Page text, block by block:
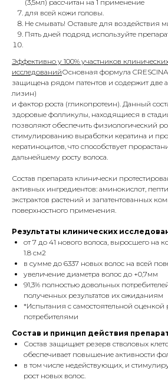
(3,5мл) рассчитан на 1 применение
для всей кожи головы.
Не смывать! Оставьте для воздействия
Пять дней подряд используйте
Эффективно у 100% участников
исследованийОсновная формула
защищена рядом патентов и содержит две
лизин)
и фактор роста (гликопротеин). Данный
здоровые фолликулы, находящиеся в
позволяют обеспечить физиологический
стимулированию выработки кератина и
кератиноцитов, что способствует
дальнейшему росту волоса.
Состав препарата клинически
активных ингредиентов: аминокислот,
экстрактов растений и запатентованных
поверхностного применения.
Результаты клинических
от 7 до 41 нового волоса, выросшего на
1.8 см2
в сумме до 6337 новых волос на всей
увеличение диаметра волос до +0,7мм
91,3% полностью довольных
полученных результатов их ожиданиям
*Испытания с самостоятельной оценкой
потребителями
Состав и принцип действия
Состав защищает резерв стволовых
обеспечивает повышение активности
в том числе недействующих, и
рост новых волос.